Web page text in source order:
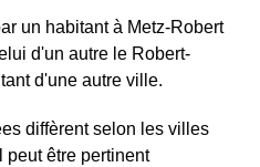
un habitant à Metz-Robert
d'un autre le Robert-
d'une autre ville.
diffèrent selon les villes
peut être pertinent